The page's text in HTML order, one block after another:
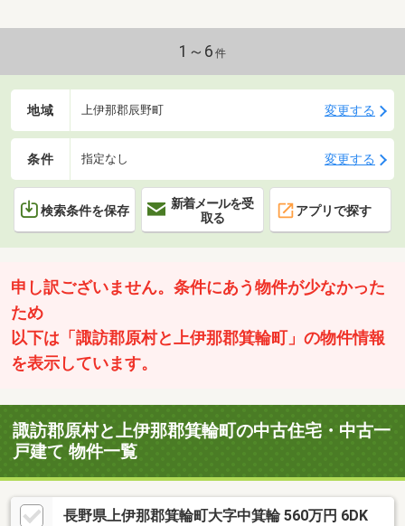
1～6 件
地域 上伊那郡辰野町 変更する
条件 指定なし 変更する
検索条件を保存
新着メールを受
取る
アプリで探す
申し訳ございません。条件にあう物件が少なかった
ため
以下は「諏訪郡原村と上伊那郡箕輪町」の物件情報
を表示しています。
諏訪郡原村と上伊那郡箕輪町の中古住宅・中古一
戸建て 物件一覧
長野県上伊那郡箕輪町大字中箕輪 560万円 6DK